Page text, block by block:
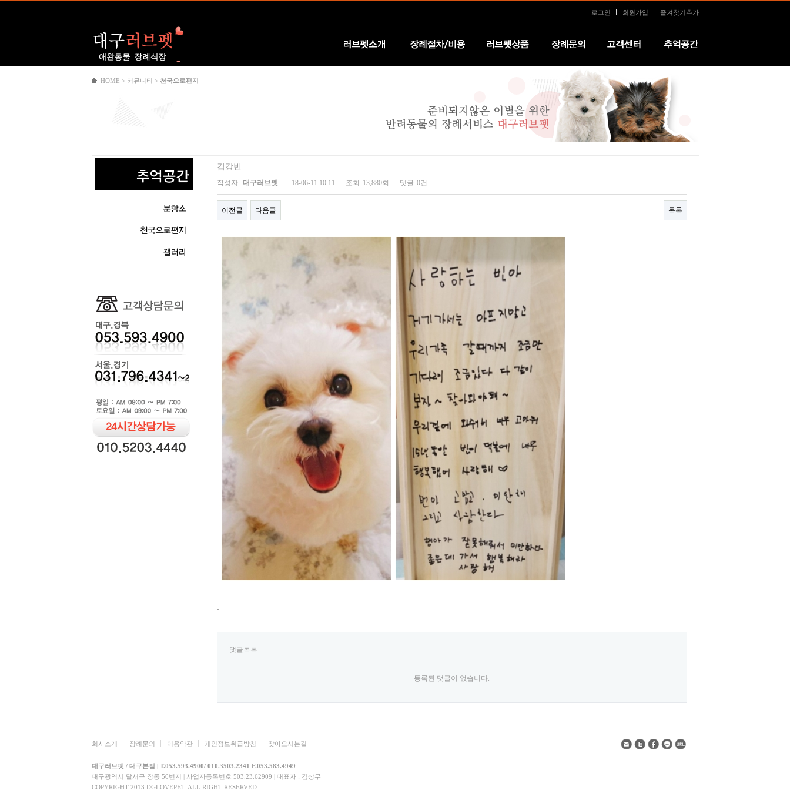
로그인 회원가입 즐겨찾기추가
Logo
러브펫소개 장례절차/비용 러브펫상품 장례문의 커뮤니티 추억공간
HOME > 커뮤니티 > 천국으로편지
김강빈
작성자 대구러브펫 18-06-11 10:11 조회 13,880회 댓글 0건
이전글 다음글 목록
-
댓글목록
등록된 댓글이 없습니다.
회사소개 장례문의 이용약관 개인정보취급방침 찾아오시는길
대구러브펫 / 대구본점 | T.053.593.4900/ 010.3503.2341 F.053.583.4949
대구광역시 달서구 장동 50번지 | 사업자등록번호 503.23.62909 | 대표자 : 김상무
COPYRIGHT 2013 DGLOVEPET. ALL RIGHT RESERVED.